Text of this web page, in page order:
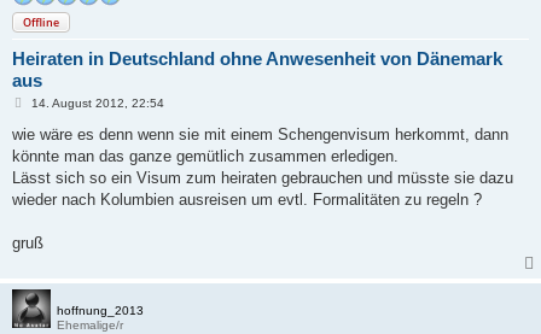
Offline
Heiraten in Deutschland ohne Anwesenheit von Dänemark
aus
B
i
r
a
14. August 2012, 22:54
wie wäre es denn wenn sie mit einem Schengenvisum herkommt, dann
könnte man das ganze gemütlich zusammen erledigen.
Lässt sich so ein Visum zum heiraten gebrauchen und müsste sie dazu
wieder nach Kolumbien ausreisen um evtl. Formalitäten zu regeln ?
gruß
hoffnung_2013
Ehemalige/r